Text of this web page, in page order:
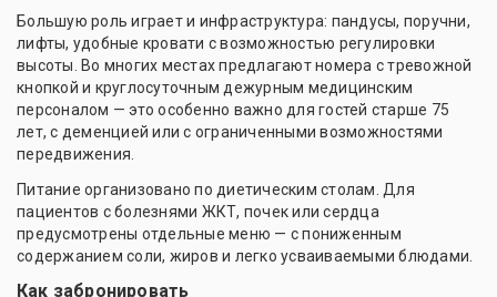
Большую роль играет и инфраструктура: пандусы, поручни,
лифты, удобные кровати с возможностью регулировки
высоты. Во многих местах предлагают номера с тревожной
кнопкой и круглосуточным дежурным медицинским
персоналом — это особенно важно для гостей старше 75
лет, с деменцией или с ограниченными возможностями
передвижения.
Питание организовано по диетическим столам. Для
пациентов с болезнями ЖКТ, почек или сердца
предусмотрены отдельные меню — с пониженным
содержанием соли, жиров и легко усваиваемыми блюдами.
Как забронировать